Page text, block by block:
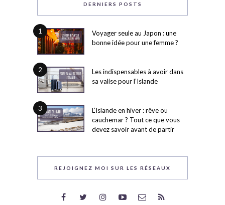
DERNIERS POSTS
1
Voyager seule au Japon : une
bonne idée pour une femme ?
2
Les indispensables à avoir dans
sa valise pour l’Islande
3
L’Islande en hiver : rêve ou
cauchemar ? Tout ce que vous
devez savoir avant de partir
REJOIGNEZ MOI SUR LES RÉSEAUX